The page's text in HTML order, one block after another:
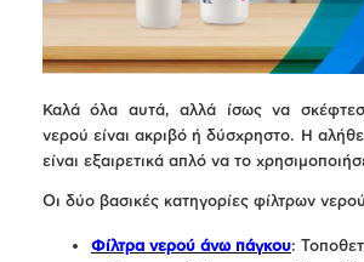
Καλά όλα αυτά, αλλά ίσως να
νερού είναι ακριβό ή δύσχρηστο. Η
είναι εξαιρετικά απλό να το
Οι δύο βασικές κατηγορίες φίλτρων νερού
Φίλτρα νερού άνω πάγκου: